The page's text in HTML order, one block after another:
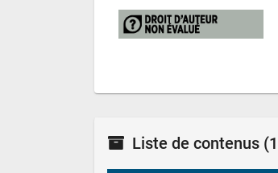
Liste de contenus